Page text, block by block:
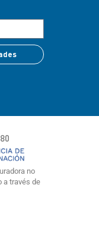
no
a través de